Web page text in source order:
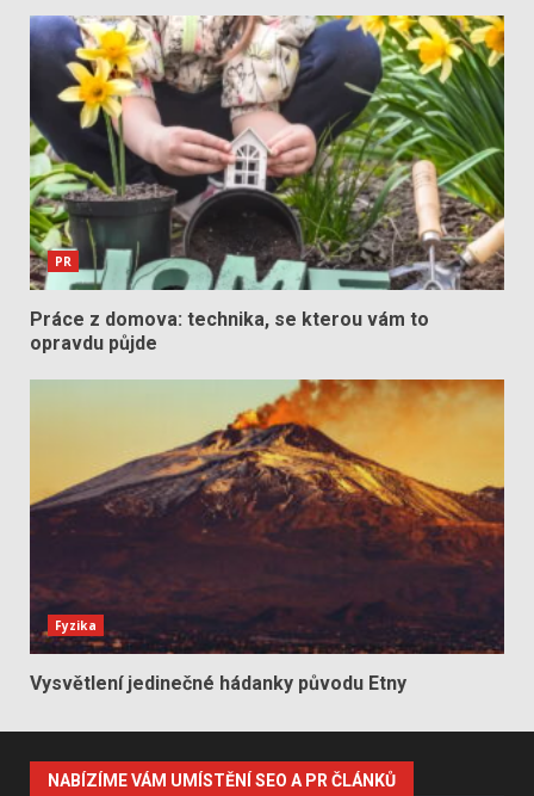
PR
Práce z domova: technika, se kterou vám to
opravdu půjde
Fyzika
Vysvětlení jedinečné hádanky původu Etny
NABÍZÍME VÁM UMÍSTĚNÍ SEO A PR ČLÁNKŮ